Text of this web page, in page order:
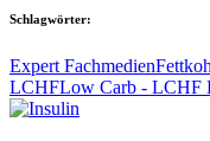
Schlagwörter:
Expert FachmedienFett
LCHFLow Carb - LCHF